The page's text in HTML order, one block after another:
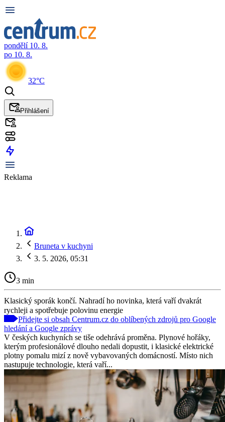
pondělí 10. 8.
po 10. 8.
32°C
Přihlášení
Reklama
Bruneta v kuchyni
3. 5. 2026, 05:31
3 min
Klasický sporák končí. Nahradí ho novinka, která vaří dvakrát
rychleji a spotřebuje polovinu energie
Přidejte si obsah Centrum.cz do oblíbených zdrojů pro Google
hledání a Google zprávy
V českých kuchyních se tiše odehrává proměna. Plynové hořáky,
kterým profesionálové dlouho nedali dopustit, i klasické elektrické
plotny pomalu mizí z nově vybavovaných domácností. Místo nich
nastupuje technologie, která vaří...